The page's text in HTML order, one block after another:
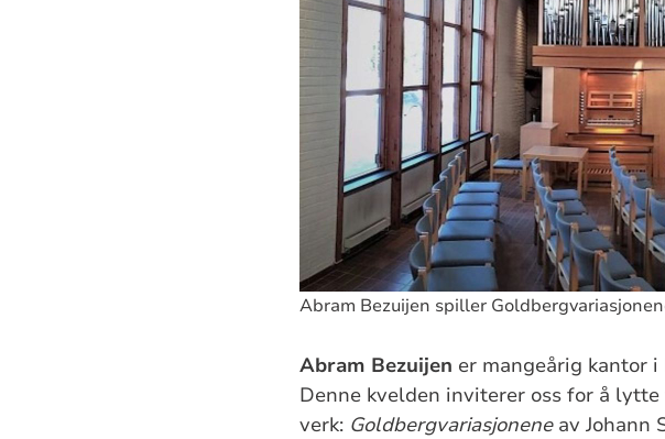
Abram Bezuijen spiller
Abram Bezuijen er mangeårig kantor
Denne kvelden inviterer oss for å
verk: Goldbergvariasjoneneav Johann